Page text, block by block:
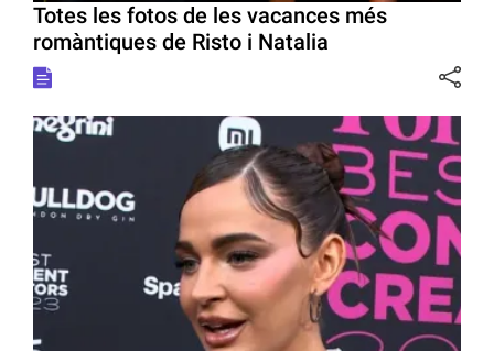
Totes les fotos de les vacances més
romàntiques de Risto i Natalia